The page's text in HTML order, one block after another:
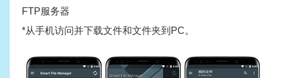
FTP服务器
*从手机访问并下载文件和文件夹到PC。